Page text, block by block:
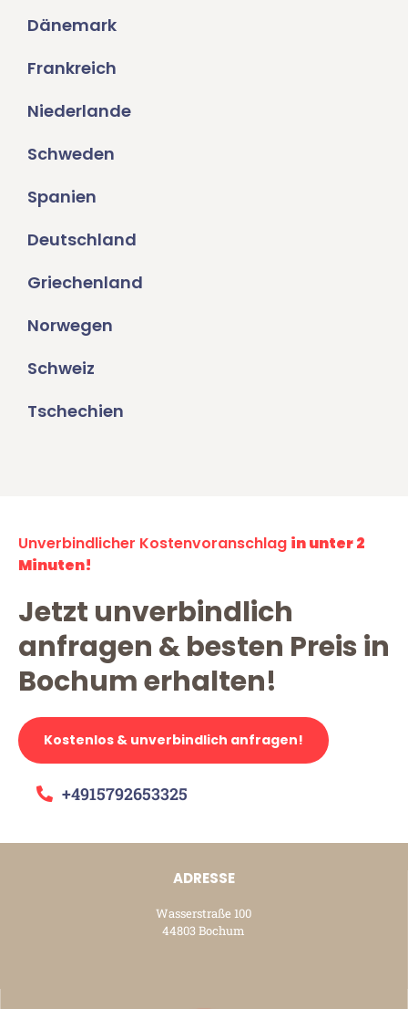
Dänemark
Frankreich
Niederlande
Schweden
Spanien
Deutschland
Griechenland
Norwegen
Schweiz
Tschechien
Unverbindlicher Kostenvoranschlag in unter 2
Minuten!
Jetzt unverbindlich
anfragen & besten Preis in
Bochum erhalten!
Kostenlos & unverbindlich anfragen!
+4915792653325
ADRESSE
Wasserstraße 100
44803 Bochum